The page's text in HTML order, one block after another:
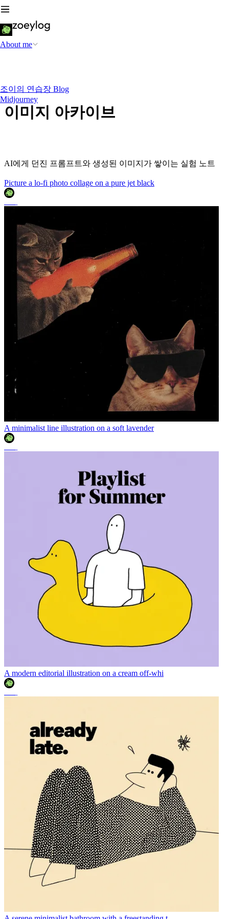
About me
조이의 연습장 Blog
Midjourney
이미지 아카이브
AI에게 던진 프롬프트와 생성된 이미지가 쌓이는 실험 노트
Picture a lo-fi photo collage on a pure jet black
A minimalist line illustration on a soft lavender
A modern editorial illustration on a cream off-whi